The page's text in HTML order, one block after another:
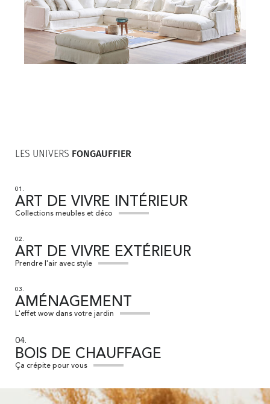
LES UNIVERS FONGAUFFIER
01.
ART DE VIVRE INTÉRIEUR
Collections meubles et déco
02.
ART DE VIVRE EXTÉRIEUR
Prendre l'air avec style
03.
AMÉNAGEMENT
L'effet wow dans votre jardin
04.
BOIS DE CHAUFFAGE
Ça crépite pour vous